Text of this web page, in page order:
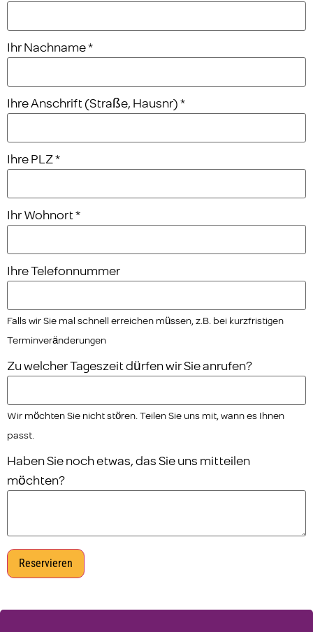
Ihr Nachname*
Ihre Anschrift (Straße, Hausnr)*
Ihre PLZ*
Ihr Wohnort*
Ihre Telefonnummer
Falls wir Sie mal schnell erreichen müssen, z.B. bei kurzfristigen
Terminveränderungen
Zu welcher Tageszeit dürfen wir Sie anrufen?
Wir möchten Sie nicht stören. Teilen Sie uns mit, wann es Ihnen
passt.
Haben Sie noch etwas, das Sie uns mitteilen
möchten?
Reservieren